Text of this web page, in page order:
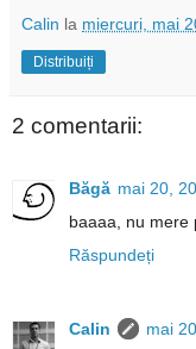
Calin la miercuri, mai
Distribuiți
2 comentarii:
Băgă mai 20,
baaaa, nu mere
Răspundeți
Calin
mai